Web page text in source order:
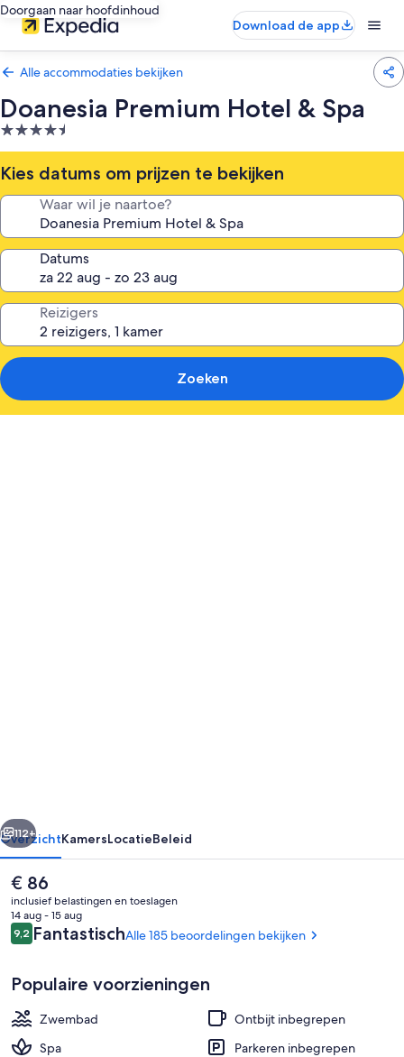
Doorgaan naar hoofdinhoud
Download de app
Alle accommodaties bekijken
Doanesia Premium Hotel & Spa
4.5-
sterrenaccommodatie
Kies datums om prijzen te bekijken
Waar wil je naartoe?
Datums
Reizigers
Zoeken
15 binnenzwembaden, ligstoelen bij
Volgende
112+
OverzichtKamersLocatieBeleid
De
huidige
prijs
is
€ 86
€ 86
inclusief belastingen en toeslagen
14 aug - 15 aug
Beoordelingen
9,29,2 op 10 –
FantastischAlle 185 beoordelingen bekijken
Populaire voorzieningen
Zwembad
Ontbijt inbegrepen
Spa
Parkeren inbegrepen